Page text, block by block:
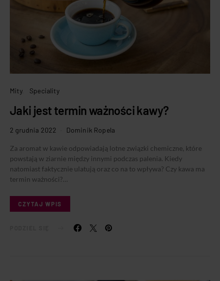
Mity Speciality
Jaki jest termin ważności kawy?
2 grudnia 2022 Dominik Ropela
Za aromat w kawie odpowiadają lotne związki chemiczne, które
powstają w ziarnie między innymi podczas palenia. Kiedy
natomiast faktycznie ulatują oraz co na to wpływa? Czy kawa ma
termin ważności?…
CZYTAJ WPIS